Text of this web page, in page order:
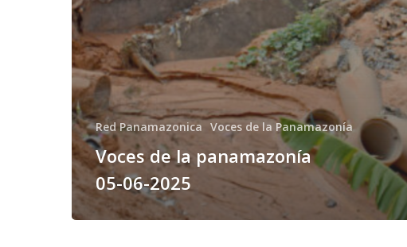
Red Panamazonica Voces de la Panamazonía
Voces de la panamazonía
05-06-2025